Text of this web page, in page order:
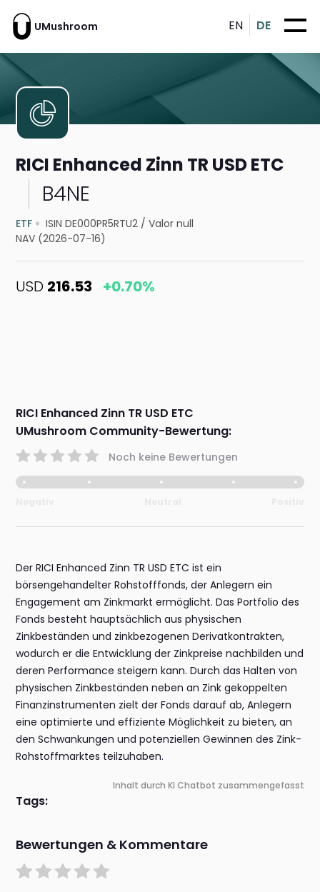
UMushroom EN DE
RICI Enhanced Zinn TR USD ETC
B4NE
ETF ISIN DE000PR5RTU2 /Valor null
NAV (2026-07-16)
USD 216.53 +0.70%
RICI Enhanced Zinn TR USD ETC
UMushroom Community-Bewertung:
Noch keine Bewertungen
Der RICI Enhanced Zinn TR USD ETC ist ein
börsengehandelter Rohstofffonds, der Anlegern ein
Engagement am Zinkmarkt ermöglicht. Das Portfolio des
Fonds besteht hauptsächlich aus physischen
Zinkbeständen und zinkbezogenen Derivatkontrakten,
wodurch er die Entwicklung der Zinkpreise nachbilden und
deren Performance steigern kann. Durch das Halten von
physischen Zinkbeständen neben an Zink gekoppelten
Finanzinstrumenten zielt der Fonds darauf ab, Anlegern
eine optimierte und effiziente Möglichkeit zu bieten, an
den Schwankungen und potenziellen Gewinnen des Zink-
Rohstoffmarktes teilzuhaben.
Inhalt durch KI Chatbot zusammengefasst
Tags:
Bewertungen & Kommentare